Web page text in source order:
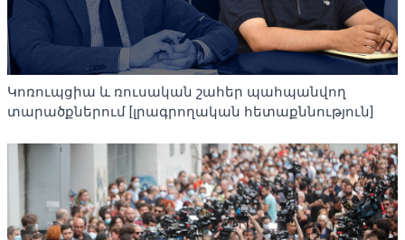
Կոռուպցիա և ռուսական շահեր պահպանվող
տարածքներում [լրագրողական հետաքննություն]